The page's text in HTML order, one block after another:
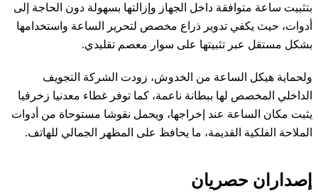
بتثبيت ساعة متوافقة داخل الجهاز وإزالتها بسهولة دون الحاجة إلى
أدوات، حيث يكفي تدوير ذراع مخصص لتحرير الساعة واستخدامها
بشكل مستقل عبر تثبيتها على سوار معصم تقليدي.
ولحماية هيكل الساعة من الخدوش، زودت الشركة التجويف
الداخلي المخصص لها ببطانة ناعمة، كما توفر غطاء معدنيا زخرفيا
يثبت مكان الساعة عند إخراجها، ويحمل نقوشا مستوحاة من أدوات
الملاحة الفلكية القديمة، ما يحافظ على المظهر الجمالي للهاتف.
إصداران حصريان